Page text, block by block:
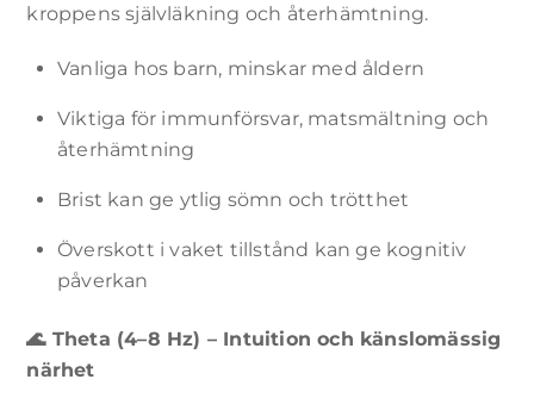
kroppens självläkning och återhämtning.
Vanliga hos barn, minskar med åldern
Viktiga för immunförsvar, matsmältning och
återhämtning
Brist kan ge ytlig sömn och trötthet
Överskott i vaket tillstånd kan ge kognitiv
påverkan
🌊Theta (4–8 Hz) – Intuition och känslomässig
närhet